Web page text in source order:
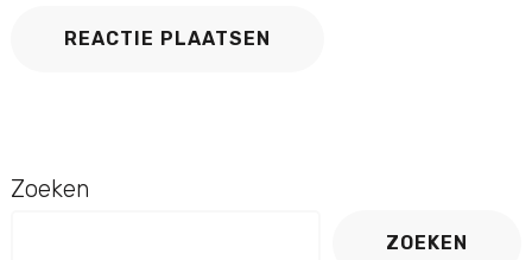
Zoeken
ZOEKEN